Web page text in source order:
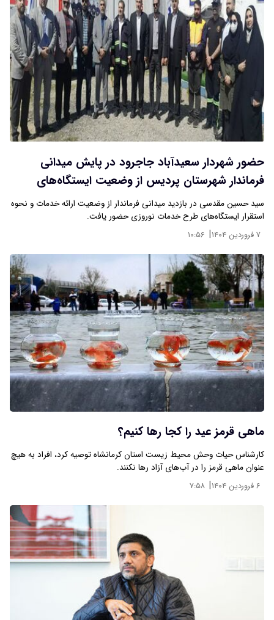
حضور شهردار سعیدآباد جاجرود در پایش میدانی
فرماندار شهرستان پردیس از وضعیت ایستگاه‌های
خدمات نوروزی
سید حسین مقدسی در بازدید میدانی فرماندار از وضعیت ارائه خدمات و نحوه
استقرار ایستگاه‌های طرح خدمات نوروزی حضور یافت.
۷ فروردین ۱۴۰۴ | ۱۰:۵۶
ماهی قرمز عید را کجا رها کنیم؟
کارشناس حیات وحش محیط زیست استان کرمانشاه توصیه کرد، افراد به هیچ
عنوان ماهی قرمز را در آب‌های آزاد رها نکنند.
۶ فروردین ۱۴۰۴ | ۷:۵۸